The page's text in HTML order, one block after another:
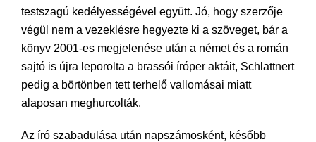
testszagú kedélyességével együtt. Jó, hogy szerzője
végül nem a vezeklésre hegyezte ki a szöveget, bár a
könyv 2001-es megjelenése után a német és a román
sajtó is újra leporolta a brassói íróper aktáit, Schlattnert
pedig a börtönben tett terhelő vallomásai miatt
alaposan meghurcolták.
Az író szabadulása után napszámosként, később